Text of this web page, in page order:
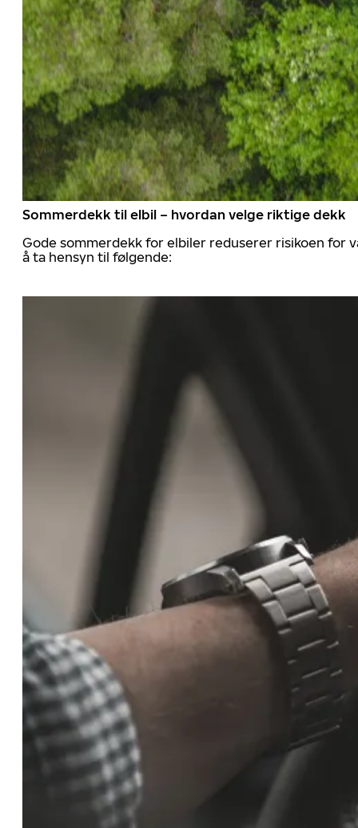
Sommerdekk til elbil – hvordan velge riktige dekk
Gode sommerdekk for elbiler reduserer risikoen for
å ta hensyn til følgende: